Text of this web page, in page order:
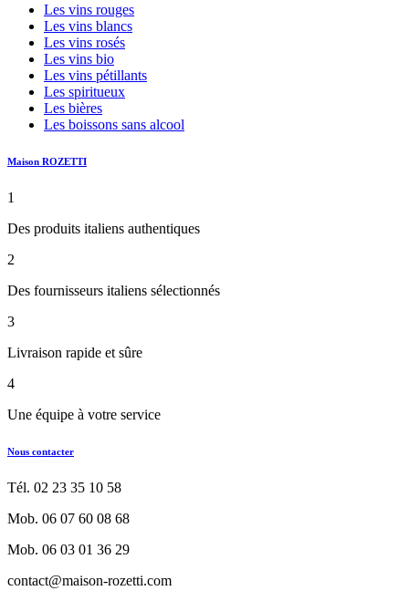
Les vins rouges
Les vins blancs
Les vins rosés
Les vins bio
Les vins pétillants
Les spiritueux
Les bières
Les boissons sans alcool
Maison ROZETTI
1
Des produits italiens authentiques
2
Des fournisseurs italiens sélectionnés
3
Livraison rapide et sûre
4
Une équipe à votre service
Nous contacter
Tél. 02 23 35 10 58
Mob. 06 07 60 08 68
Mob. 06 03 01 36 29
contact@maison-rozetti.com